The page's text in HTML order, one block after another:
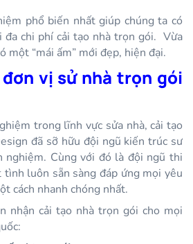
phổ biến nhất giúp chúng ta có
chi phí cải tạo nhà trọn gói. Vừa
một “mái ấm” mới đẹp, hiện đại.
đơn vị sử nhà trọn gói
trong lĩnh vực sửa nhà, cải tạo
đã sỡ hữu đội ngũ kiến trúc sư
nghiệm. Cùng với đó là đội ngũ thi
luôn sẵn sàng đáp ứng mọi yêu
cách nhanh chóng nhất.
nhận cải tạo nhà trọn gói cho mọi